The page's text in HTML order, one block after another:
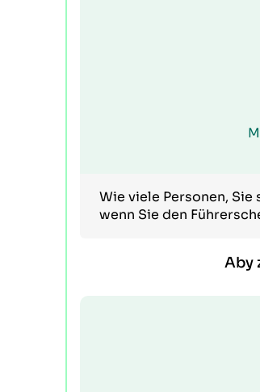
Wie viele Personen,
wenn Sie den
Aby